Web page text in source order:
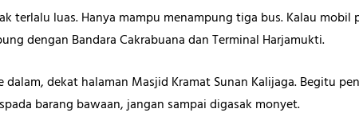
terlalu luas. Hanya mampu menampung tiga bus. Kalau
dengan Bandara Cakrabuana dan Terminal Harjamukti.
dekat halaman Masjid Kramat Sunan Kalijaga. Begitu
barang bawaan, jangan sampai digasak monyet.